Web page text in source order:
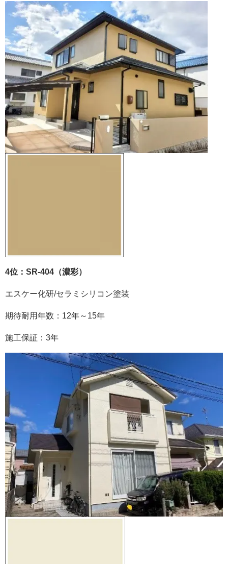
4位：SR-404（濃彩）
エスケー化研/セラミシリコン塗装
期待耐用年数： 12年～ 15年
施工保証： 3年